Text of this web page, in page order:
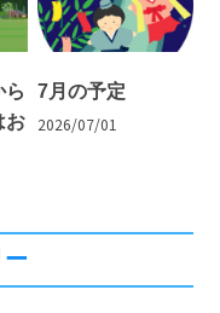
ら
お
7月の予定
2026/07/01